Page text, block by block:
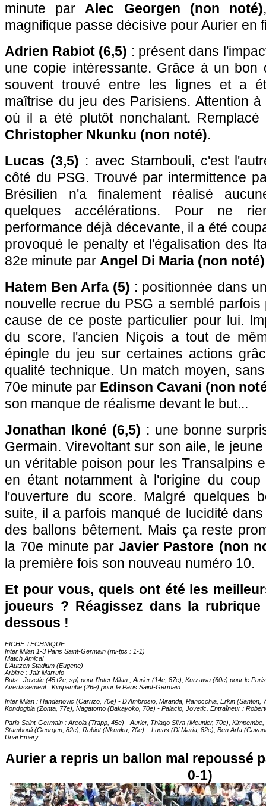
minute par Alec Georgen (non noté)
magnifique passe décisive pour Aurier en
Adrien Rabiot (6,5) : présent dans
une copie intéressante. Grâce à un bon
souvent trouvé entre les lignes et a
maîtrise du jeu des Parisiens. Attention
où il a été plutôt nonchalant.
Christopher Nkunku (non noté).
Lucas (3,5) : avec Stambouli, c'est
côté du PSG. Trouvé par intermittence
Brésilien n'a finalement réalisé
quelques accélérations. Pour ne
performance déjà décevante, il a été
provoqué le penalty et l'égalisation des
82e minute par Angel Di Maria (non noté)
Hatem Ben Arfa (5) : positionnée dans
nouvelle recrue du PSG a semblé
cause de ce poste particulier pour lui.
du score, l'ancien Niçois a tout de
épingle du jeu sur certaines actions
qualité technique. Un match moyen,
70e minute par Edinson Cavani (non
son manque de réalisme devant le but...
Jonathan Ikoné (6,5) : une bonne
Germain. Virevoltant sur son aile, le
un véritable poison pour les Transalpins
en étant notamment à l'origine du
l'ouverture du score. Malgré quelques
suite, il a parfois manqué de lucidité
des ballons bêtement. Mais ça reste
la 70e minute parJavier Pastore (non
la première fois son nouveau numéro 10.
Et pour vous, quels ont été les
joueurs ? Réagissez dans la
dessous !
FICHE TECHNIQUE
Inter Milan 1-3 Paris Saint-Germain (mi-tps : 1-1)
Match Amical
L'Autzen Stadium (Eugene)
Arbitre : Jair Marrufo
Buts : Jovetic (45+2e, sp) pour l'Inter Milan ; Aurier (14e, 87e), Kurzawa (60e) pour le
Avertissement : Kimpembe (26e) pour le Paris Saint-Germain
Inter Milan : Handanovic (Carrizo, 70e) - D'Ambrosio, Miranda, Ranocchia, Erkin (Santon,
Kondogbia (Zonta, 77e), Nagatomo (Bakayoko, 70e) - Palacio, Jovetic. Entraîneur :
Paris Saint-Germain : Areola (Trapp, 45e) - Aurier, Thiago Silva (Meunier, 70e),
Stambouli (Georgen, 82e), Rabiot (Nkunku, 70e) – Lucas (Di Maria, 82e), Ben Arfa
Unai Emery.
Aurier a repris un ballon mal repoussé
0-1)